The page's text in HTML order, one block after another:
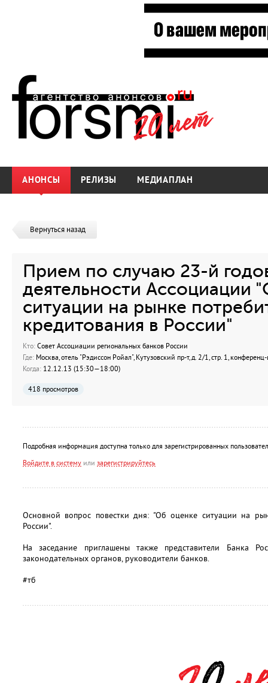
АНОНСЫ РЕЛИЗЫ МЕДИАПЛАН
Вернуться назад
Прием по случаю 23-й
деятельности Ассоциации
ситуации на рынке
кредитования в России"
Кто: Совет Ассоциации региональных банков России
Где: Москва, отель "Рэдиссон Ройал", Кутузовский пр-т, д. 2/1, стр. 1,
Когда: 12.12.13 (15:30—18:00)
418 просмотров
Подробная информация доступна только для зарегистрированных
Войдите в систему или зарегистрируйтесь
Основной вопрос повестки дня: "Об оценке ситуации на
России".
На заседание приглашены также представители Банка
законодательных органов, руководители банков.
#тб